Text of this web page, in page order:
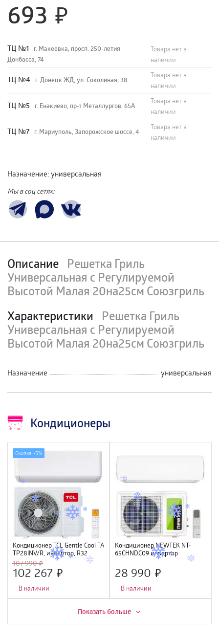
693
TЦ №1
г. Макеевка, просп. 250-летия
Донбасса, 74
Товара нет в
наличии
TЦ №4 г. Донецк ЖД, ул. Соколиная, 38
Товара нет в
наличии
TЦ №5 г. Енакиево, пр-т Металлургов, 65А
Товара нет в
наличии
ТЦ №7 г. Мариуполь, Запорожское шоссе, 4
Товара нет в
наличии
Назначение: универсальная
Мы в соц сетях:
Описание Решетка Гриль
Универсальная с Регулируемой
Высотой Малая 20на25см Союзгриль
Характеристики
Решетка Гриль
Универсальная с Регулируемой
Высотой Малая 20на25см Союзгриль
Назначение универсальная
Кондиционеры
Кондиционер TCL Gentle Cool TAC-
TP28INV/R, инвертор, R32
107 990
102 267
В наличии
Скидка -5%
Кондиционер NEWTEK NT-
65CHNDC09 инвертор
<2700/2800W> , Golden Fin,
GMCC
28 990
В наличии
Скидка - 6%
Показать больше